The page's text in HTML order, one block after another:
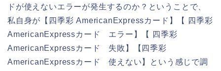
ドが使えないエラーが発生するのか？ということで、
私自身が【四季彩 AmericanExpressカード】【 四季彩
AmericanExpressカード エラー】【 四季彩
AmericanExpressカード 失敗】【四季彩
AmericanExpressカード 使えない】という感じで調